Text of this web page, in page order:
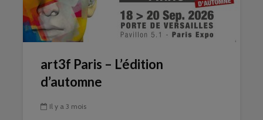
art3f Paris – L’édition
d’automne
Il y a 3 mois